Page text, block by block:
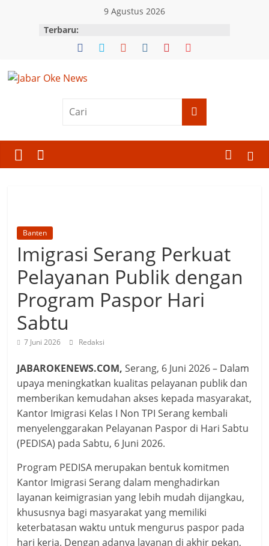
9 Agustus 2026
Terbaru:
News
BaratBanten
Imigrasi Serang Perkuat
Pelayanan Publik dengan
Program Paspor Hari
Sabtu
7 Juni 2026 Redaksi
JABAROKENEWS.COM,Serang, 6 Juni 2026 – Dalam
upaya meningkatkan kualitas pelayanan publik dan
memberikan kemudahan akses kepada masyarakat,
Kantor Imigrasi Kelas I Non TPI Serang kembali
menyelenggarakan Pelayanan Paspor di Hari Sabtu
(PEDISA) pada Sabtu, 6 Juni 2026.
Program PEDISA merupakan bentuk komitmen
Kantor Imigrasi Serang dalam menghadirkan
layanan keimigrasian yang lebih mudah dijangkau,
khususnya bagi masyarakat yang memiliki
keterbatasan waktu untuk mengurus paspor pada
hari kerja. Dengan adanya layanan di akhir pekan,